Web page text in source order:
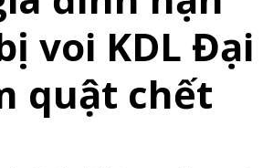
voi KDL Đại
quật chết